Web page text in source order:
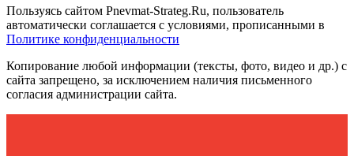
Пользуясь сайтом Pnevmat-Strateg.Ru, пользователь
автоматически соглашается с условиями, прописанными в
Политике конфиденциальности
Копирование любой информации (тексты, фото, видео и др.) с
сайта запрещено, за исключением наличия письменного
согласия администрации сайта.